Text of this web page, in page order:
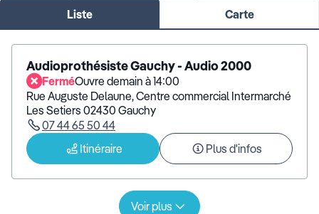
Liste Carte
Audioprothésiste Gauchy - Audio 2000
FerméOuvre demain à 14:00
Rue Auguste Delaune, Centre commercial Intermarché
Les Setiers 02430 Gauchy
07 44 65 50 44
Itinéraire
Plus d'infos
Voir plus